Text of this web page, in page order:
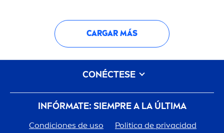
CARGAR MÁS
INFÓRMATE: SIEMPRE A LA ÚLTIMA
Condiciones de uso Politica de privacidad
CONÉCTESE